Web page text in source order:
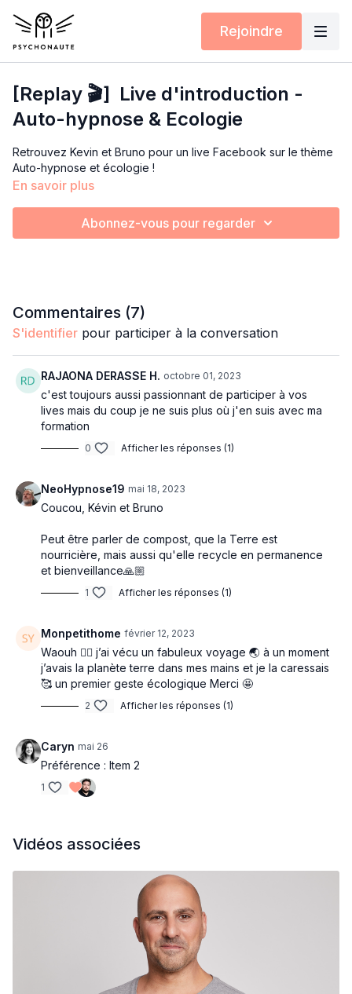
Rejoindre
[Replay 🎬] Live d'introduction -
Auto-hypnose & Ecologie
Retrouvez Kevin et Bruno pour un live Facebook sur le thème
Auto-hypnose et écologie !
En savoir plus
Abonnez-vous pour regarder
Commentaires (7)
S'identifier pour participer à la conversation
RAJAONA DERASSE H. octobre 01, 2023
c'est toujours aussi passionnant de participer à vos
lives mais du coup je ne suis plus où j'en suis avec ma
formation
0 Afficher les réponses (1)
NeoHypnose19 mai 18, 2023
Coucou, Kévin et Bruno
Peut être parler de compost, que la Terre est
nourricière, mais aussi qu'elle recycle en permanence
et bienveillance🙏🏼
1 Afficher les réponses (1)
Monpetithome février 12, 2023
Waouh 😵‍💫 j’ai vécu un fabuleux voyage 🌏 à un moment
j’avais la planète terre dans mes mains et je la caressais
🥰 un premier geste écologique Merci 🤩
2 Afficher les réponses (1)
Caryn mai 26
Préférence : Item 2
1
Vidéos associées